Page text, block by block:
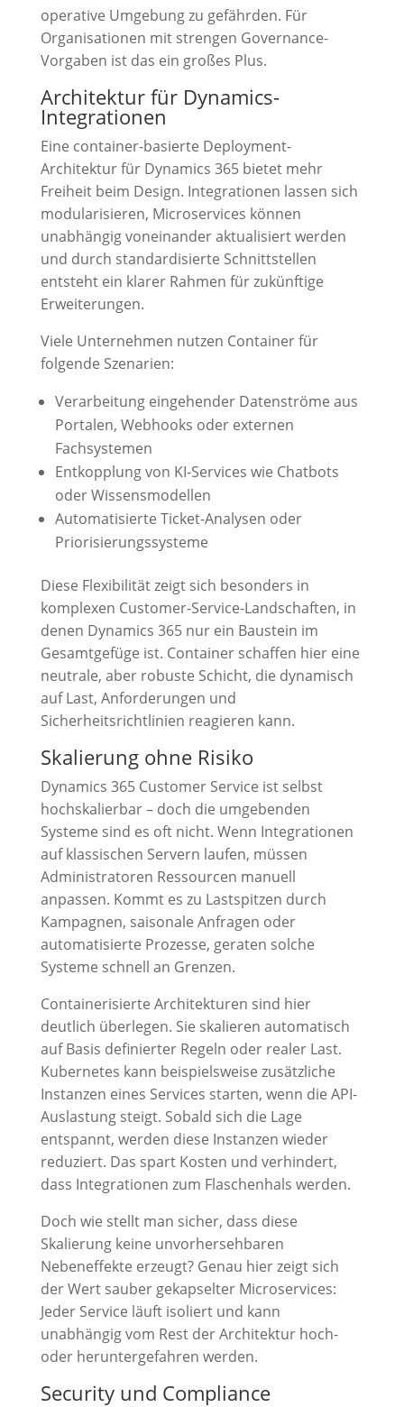
operative Umgebung zu gefährden. Für
Organisationen mit strengen Governance-
Vorgaben ist das ein großes Plus.
Architektur für Dynamics-
Integrationen
Eine container-basierte Deployment-
Architektur für Dynamics 365 bietet mehr
Freiheit beim Design. Integrationen lassen sich
modularisieren, Microservices können
unabhängig voneinander aktualisiert werden
und durch standardisierte Schnittstellen
entsteht ein klarer Rahmen für zukünftige
Erweiterungen.
Viele Unternehmen nutzen Container für
folgende Szenarien:
Verarbeitung eingehender Datenströme aus
Portalen, Webhooks oder externen
Fachsystemen
Entkopplung von KI-Services wie Chatbots
oder Wissensmodellen
Automatisierte Ticket-Analysen oder
Priorisierungssysteme
Diese Flexibilität zeigt sich besonders in
komplexen Customer-Service-Landschaften, in
denen Dynamics 365 nur ein Baustein im
Gesamtgefüge ist. Container schaffen hier eine
neutrale, aber robuste Schicht, die dynamisch
auf Last, Anforderungen und
Sicherheitsrichtlinien reagieren kann.
Skalierung ohne Risiko
Dynamics 365 Customer Service ist selbst
hochskalierbar – doch die umgebenden
Systeme sind es oft nicht. Wenn Integrationen
auf klassischen Servern laufen, müssen
Administratoren Ressourcen manuell
anpassen. Kommt es zu Lastspitzen durch
Kampagnen, saisonale Anfragen oder
automatisierte Prozesse, geraten solche
Systeme schnell an Grenzen.
Containerisierte Architekturen sind hier
deutlich überlegen. Sie skalieren automatisch
auf Basis definierter Regeln oder realer Last.
Kubernetes kann beispielsweise zusätzliche
Instanzen eines Services starten, wenn die API-
Auslastung steigt. Sobald sich die Lage
entspannt, werden diese Instanzen wieder
reduziert. Das spart Kosten und verhindert,
dass Integrationen zum Flaschenhals werden.
Doch wie stellt man sicher, dass diese
Skalierung keine unvorhersehbaren
Nebeneffekte erzeugt? Genau hier zeigt sich
der Wert sauber gekapselter Microservices:
Jeder Service läuft isoliert und kann
unabhängig vom Rest der Architektur hoch-
oder heruntergefahren werden.
Security und Compliance